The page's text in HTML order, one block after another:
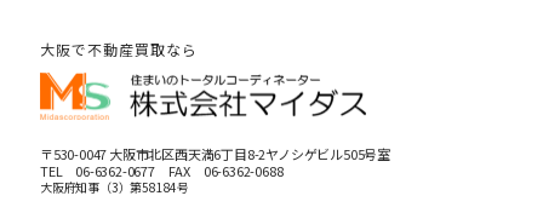
大阪で不動産買取なら
〒530-0047 大阪市北区西天満6丁目8-2ヤノシゲビル505号室
TEL 06-6362-0677FAX 06-6362-0688
大阪府知事（3）第58184号